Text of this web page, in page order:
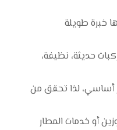
خبرة طويلة
حديثة، نظيفة،
أساسي، لذا تحقق من
أو خدمات المطار